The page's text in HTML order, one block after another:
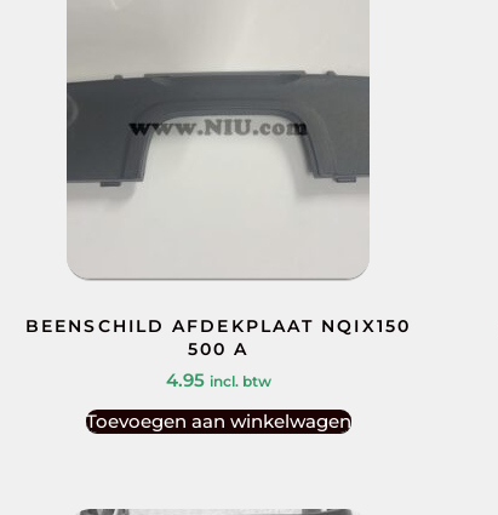
BEENSCHILD AFDEKPLAAT NQIX150
500 A
4.95 incl. btw
Toevoegen aan winkelwagen